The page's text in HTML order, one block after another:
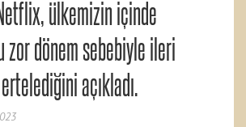
ülkemizin içinde
zor dönem sebebiyle ileri
açıkladı.